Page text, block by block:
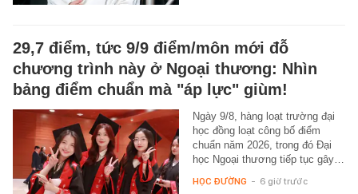
29,7 điểm, tức 9/9 điểm/môn mới đỗ
chương trình này ở Ngoại thương: Nhìn
bảng điểm chuẩn mà "áp lực" giùm!
Ngày 9/8, hàng loạt trường đại
học đồng loạt công bố điểm
chuẩn năm 2026, trong đó Đại
học Ngoại thương tiếp tục gây…
HỌC ĐƯỜNG - 6 giờ trước